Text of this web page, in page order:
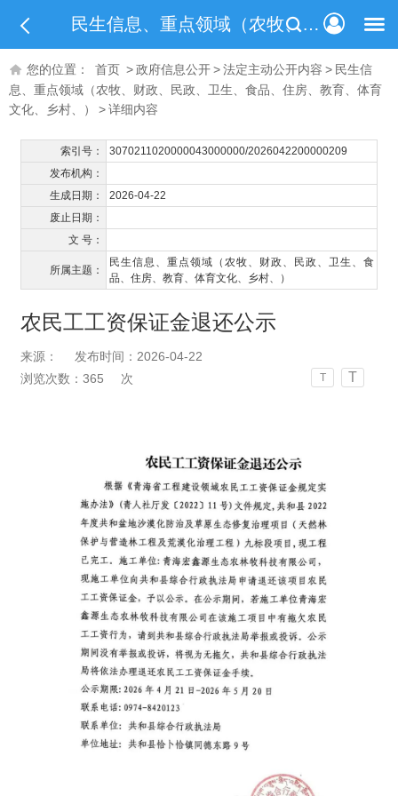
民生信息、重点领域（农牧、财政、民政、卫生、食品、住房、教育、体育文化、乡村、）
您的位置： 首页 >政府信息公开>法定主动公开内容 > 民生信
息、重点领域（农牧、财政、民政、卫生、食品、住房、教育、体育
文化、乡村、）
>详细内容
索引号：
3070211020000043000000/2026042200000209
发布机构：
生成日期：
2026-04-22
废止日期：
文 号：
所属主题：
民生信息、重点领域（农牧、财政、民政、卫生、食
品、住房、教育、体育文化、乡村、）
农民工工资保证金退还公示
来源：
发布时间：2026-04-22
浏览次数： 365 次 T T